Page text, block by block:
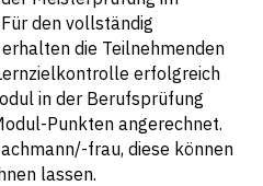
den vollständig
die Teilnehmenden
erfolgreich
in der Berufsprüfung
Punkten angerechnet.
frau, diese können
lassen.